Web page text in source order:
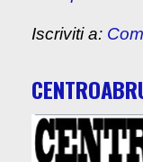
Iscriviti a: